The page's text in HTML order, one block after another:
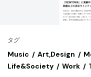
タグ
Music Art,Design
Life&Society
Work